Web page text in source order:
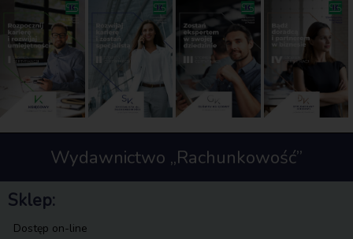
Wydawnictwo „Rachunkowość”
Sklep:
Dostęp on-line